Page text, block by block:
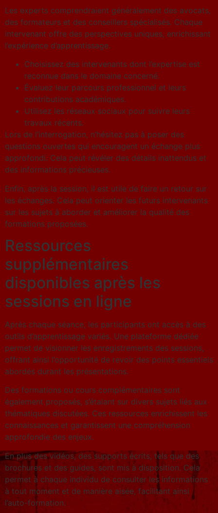
Les experts comprendraient généralement des avocats,
des formateurs et des conseillers spécialisés. Chaque
intervenant offre des perspectives uniques, enrichissant
l’expérience d’apprentissage.
Choisissez des intervenants dont l’expertise est
reconnue dans le domaine concerné.
Évaluez leur parcours professionnel et leurs
contributions académiques.
Utilisez les réseaux sociaux pour suivre leurs
travaux récents.
Lors de l’interrogation, n’hésitez pas à poser des
questions ouvertes qui encouragent un échange plus
approfondi. Cela peut révéler des détails inattendus et
des informations précieuses.
Enfin, après la session, il est utile de faire un retour sur
les échanges. Cela peut orienter les futurs intervenants
sur les sujets à aborder et améliorer la qualité des
formations proposées.
Ressources
supplémentaires
disponibles après les
sessions en ligne
Après chaque séance, les participants ont accès à des
outils d’apprentissage variés. Une plateforme dédiée
permet de visionner les enregistrements des sessions,
offrant ainsi l’opportunité de revoir des points essentiels
abordés durant les présentations.
Des formations ou cours complémentaires sont
également proposés, s’étalant sur divers sujets liés aux
thématiques discutées. Ces ressources enrichissent les
connaissances et garantissent une compréhension
approfondie des enjeux.
En plus des vidéos, des supports écrits, tels que des
brochures et des guides, sont mis à disposition. Cela
permet à chaque individu de consulter les informations
à tout moment et de manière aisée, facilitant ainsi
l’auto-formation.